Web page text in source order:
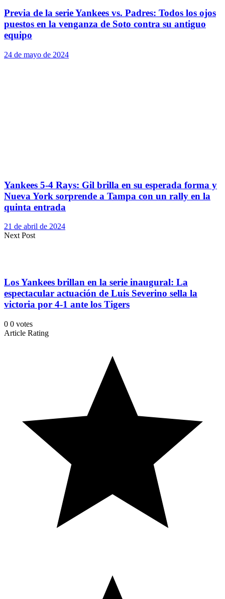
Previa de la serie Yankees vs. Padres: Todos los ojos
puestos en la venganza de Soto contra su antiguo
equipo
24 de mayo de 2024
Yankees 5-4 Rays: Gil brilla en su esperada forma y
Nueva York sorprende a Tampa con un rally en la
quinta entrada
21 de abril de 2024
Next Post
Los Yankees brillan en la serie inaugural: La
espectacular actuación de Luis Severino sella la
victoria por 4-1 ante los Tigers
0 0 votes
Article Rating